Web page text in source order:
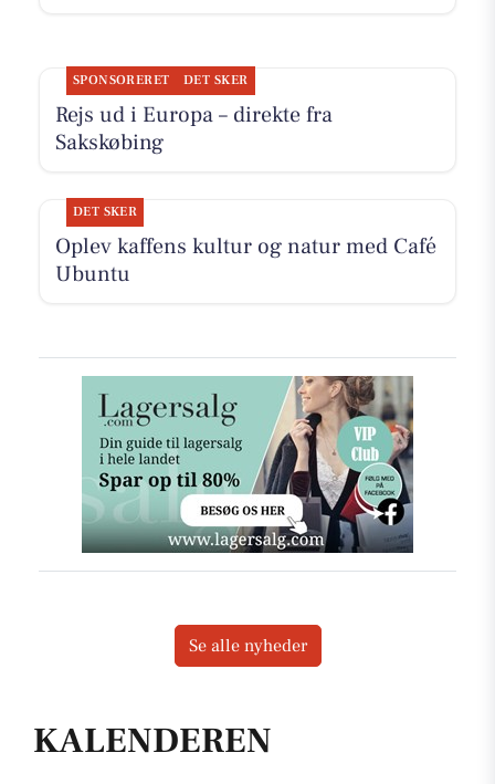
KALENDEREN
SPONSORERET DET SKER
Rejs ud i Europa – direkte fra
Sakskøbing
DET SKER
Oplev kaffens kultur og natur med Café
Ubuntu
Se alle nyheder